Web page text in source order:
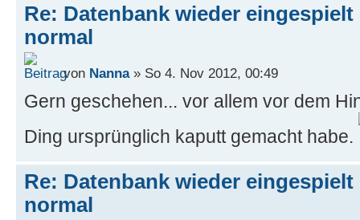
Re: Datenbank wieder
normal
von Nanna» So 4. Nov 2012, 00:49
Gern geschehen... vor allem vor dem
Ding ursprünglich kaputt gemacht habe.
Re: Datenbank wieder
normal